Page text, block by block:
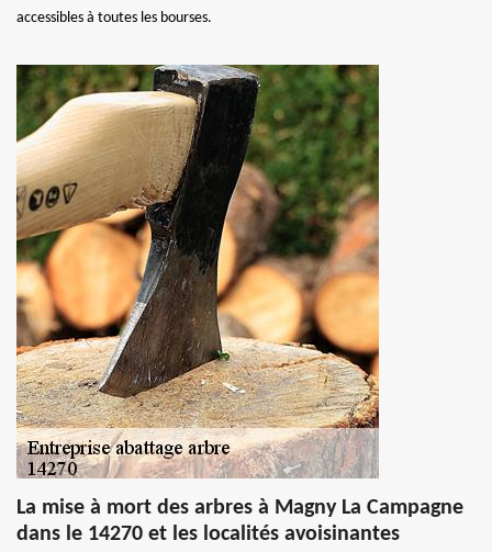
accessibles à toutes les bourses.
La mise à mort des arbres à Magny La Campagne
dans le 14270 et les localités avoisinantes